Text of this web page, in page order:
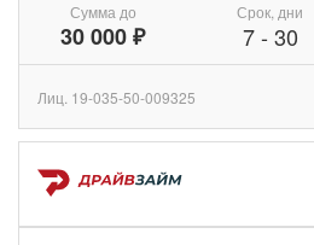
Сумма до
30 000 ₽
Срок, дни
7- 30
Лиц. 19-035-50-009325